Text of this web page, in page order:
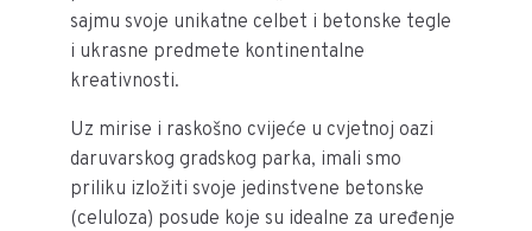
sajmu svoje unikatne celbet i betonske tegle
i ukrasne predmete kontinentalne
kreativnosti.
Uz mirise i raskošno cvijeće u cvjetnoj oazi
daruvarskog gradskog parka, imali smo
priliku izložiti svoje jedinstvene betonske
(celuloza) posude koje su idealne za uređenje